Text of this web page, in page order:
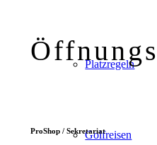
Platzregeln
Golfreisen
ProShop / Sekretariat